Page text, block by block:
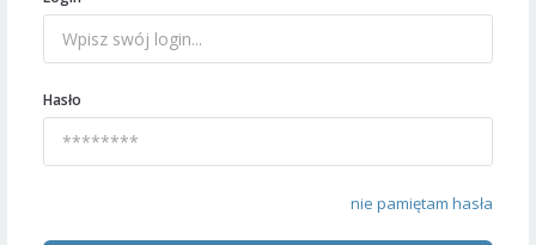
Hasło
nie pamiętam hasła